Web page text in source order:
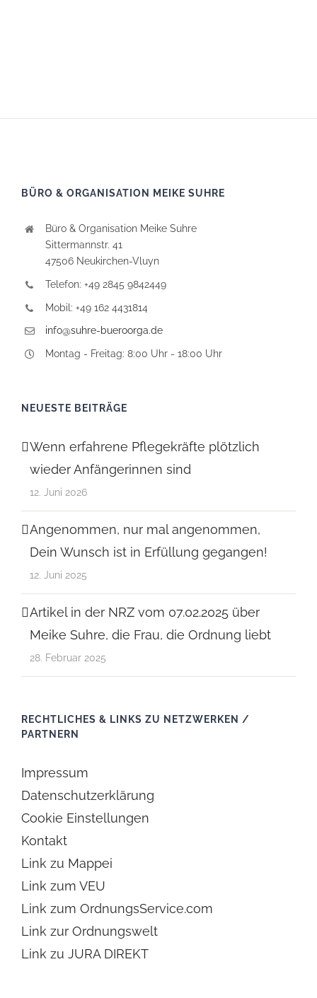
BÜRO & ORGANISATION MEIKE SUHRE
Büro & Organisation Meike Suhre
Sittermannstr. 41
47506 Neukirchen-Vluyn
Telefon: +49 2845 9842449
Mobil: +49 162 4431814
info@suhre-bueroorga.de
Montag - Freitag: 8:00 Uhr - 18:00 Uhr
NEUESTE BEITRÄGE
Wenn erfahrene Pflegekräfte plötzlich
wieder Anfängerinnen sind
12. Juni 2026
Angenommen, nur mal angenommen,
Dein Wunsch ist in Erfüllung gegangen!
12. Juni 2025
Artikel in der NRZ vom 07.02.2025 über
Meike Suhre, die Frau, die Ordnung liebt
28. Februar 2025
RECHTLICHES & LINKS ZU NETZWERKEN /
PARTNERN
Impressum
Datenschutzerklärung
Cookie Einstellungen
Kontakt
Link zu Mappei
Link zum VEU
Link zum OrdnungsService.com
Link zur Ordnungswelt
Link zu JURA DIREKT